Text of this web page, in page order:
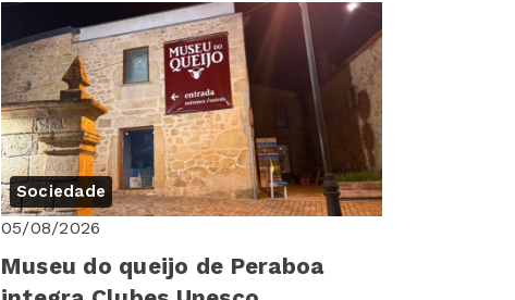
Sociedade
05/08/2026
Museu do queijo de Peraboa